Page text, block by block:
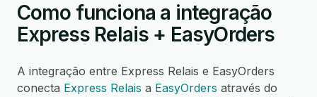
Como funciona a integração
Express Relais + EasyOrders
A integração entre Express Relais e EasyOrders
conecta Express Relais a EasyOrders através do